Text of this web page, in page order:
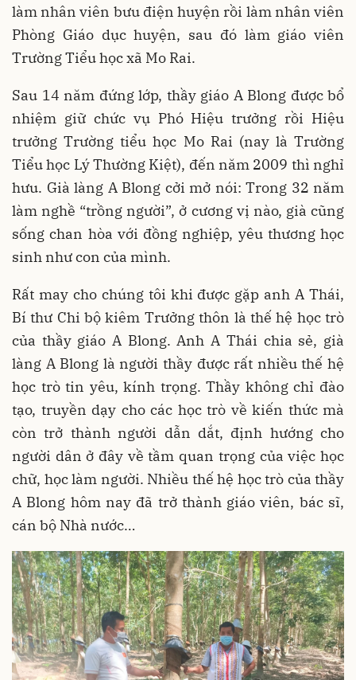
làm nhân viên bưu điện huyện rồi làm nhân viên
Phòng Giáo dục huyện, sau đó làm giáo viên
Trường Tiểu học xã Mo Rai.
Sau 14 năm đứng lớp, thầy giáo A Blong được bổ
nhiệm giữ chức vụ Phó Hiệu trưởng rồi Hiệu
trưởng Trường tiểu học Mo Rai (nay là Trường
Tiểu học Lý Thường Kiệt), đến năm 2009 thì nghỉ
hưu. Già làng A Blong cởi mở nói: Trong 32 năm
làm nghề “trồng người”, ở cương vị nào, già cũng
sống chan hòa với đồng nghiệp, yêu thương học
sinh như con của mình.
Rất may cho chúng tôi khi được gặp anh A Thái,
Bí thư Chi bộ kiêm Trưởng thôn là thế hệ học trò
của thầy giáo A Blong. Anh A Thái chia sẻ, già
làng A Blong là người thầy được rất nhiều thế hệ
học trò tin yêu, kính trọng. Thầy không chỉ đào
tạo, truyền dạy cho các học trò về kiến thức mà
còn trở thành người dẫn dắt, định hướng cho
người dân ở đây về tầm quan trọng của việc học
chữ, học làm người. Nhiều thế hệ học trò của thầy
A Blong hôm nay đã trở thành giáo viên, bác sĩ,
cán bộ Nhà nước…